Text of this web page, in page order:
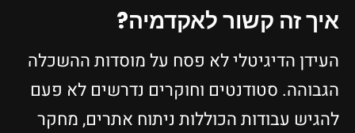
איך זה קשור לאקדמיה?
העידן הדיגיטלי לא פסח על מוסדות ההשכלה
הגבוהה. סטודנטים וחוקרים נדרשים לא פעם
להגיש עבודות הכוללות ניתוח אתרים, מחקר